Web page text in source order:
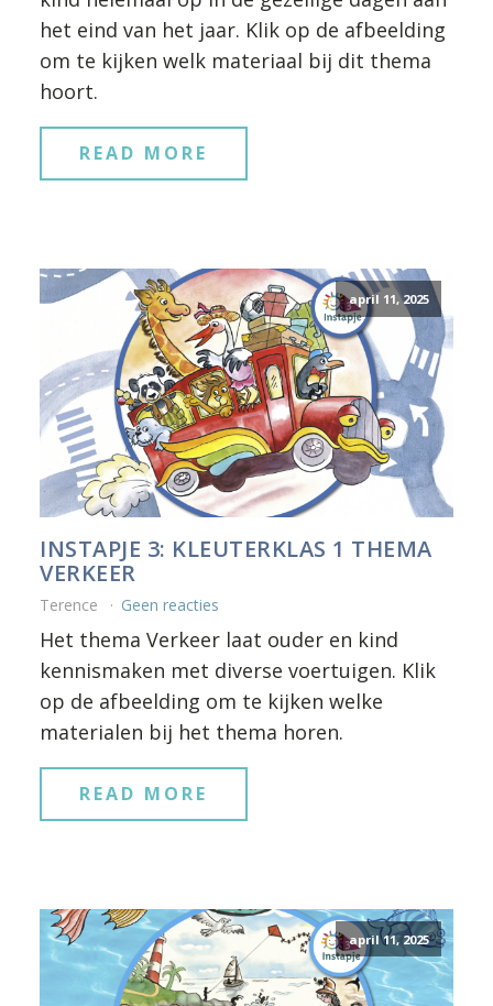
het eind van het jaar. Klik op de afbeelding
om te kijken welk materiaal bij dit thema
hoort.
READ MORE
april 11, 2025
INSTAPJE 3: KLEUTERKLAS 1 THEMA
VERKEER
Terence Geen reacties
Het thema Verkeer laat ouder en kind
kennismaken met diverse voertuigen. Klik
op de afbeelding om te kijken welke
materialen bij het thema horen.
READ MORE
april 11, 2025